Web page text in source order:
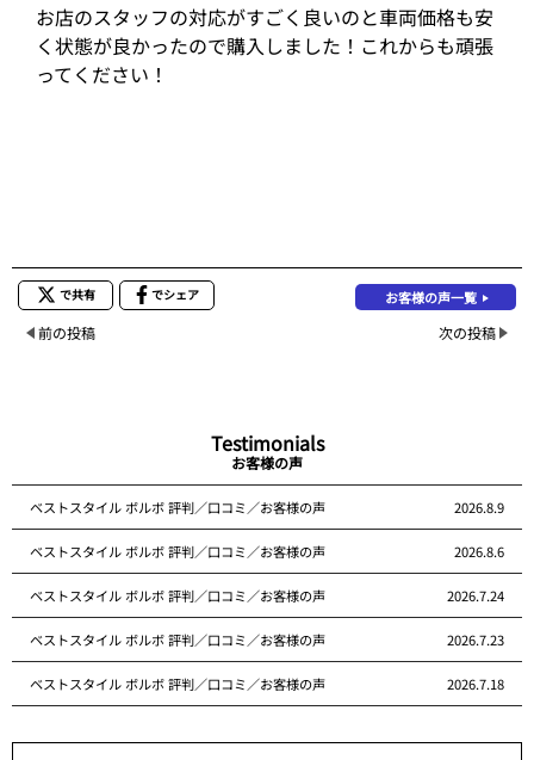
お店のスタッフの対応がすごく良いのと車両価格も安
く状態が良かったので購入しました！これからも頑張
ってください！
で共有 でシェア お客様の声一覧
前の投稿 次の投稿
Testimonials
お客様の声
ベストスタイル ボルボ 評判／口コミ／お客様の声 2026.8.9
ベストスタイル ボルボ 評判／口コミ／お客様の声 2026.8.6
ベストスタイル ボルボ 評判／口コミ／お客様の声 2026.7.24
ベストスタイル ボルボ 評判／口コミ／お客様の声 2026.7.23
ベストスタイル ボルボ 評判／口コミ／お客様の声 2026.7.18